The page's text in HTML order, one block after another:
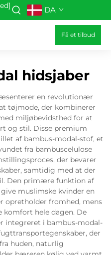
DA
Få et tilbud
hidsjaber
en revolutionær
tøjmode, der kombinerer
miljøbevidsthed for at
og stil. Disse premium
af bambus-modal-stof, et
fra bambuscelulose
der bevarer
samtidig med at der
Den primære funktion af
muslimske kvinder en
fromhed, mens
komfort hele dagen. De
integreret i bambus-modal-
der
huden, naturlig